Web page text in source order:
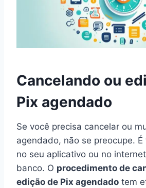
Cancelando ou
Pix agendado
Se você precisa cancelar ou
agendado, não se preocupe.
no seu aplicativo ou no
banco. O procedimento de
edição de Pix agendado tem